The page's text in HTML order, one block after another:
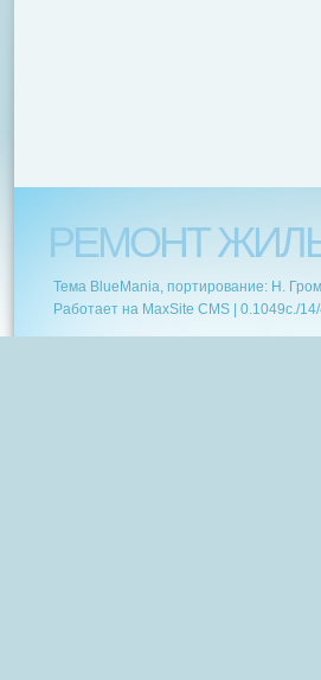
РЕМОНТ
Тема BlueMania, портирование: Н.
Работает на MaxSite CMS | 0.1049c./14/